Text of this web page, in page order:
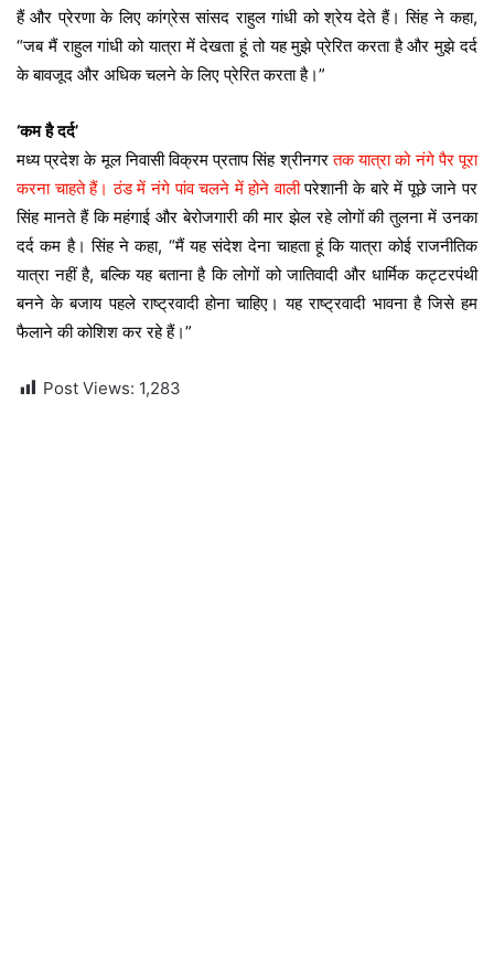
हैं और प्रेरणा के लिए कांग्रेस सांसद राहुल गांधी को श्रेय देते हैं। सिंह ने कहा,
“जब मैं राहुल गांधी को यात्रा में देखता हूं तो यह मुझे प्रेरित करता है और मुझे दर्द
के बावजूद और अधिक चलने के लिए प्रेरित करता है।”
‘कम है दर्द’
मध्य प्रदेश के मूल निवासी विक्रम प्रताप सिंह श्रीनगरतक यात्रा को नंगे पैर पूरा
करना चाहते हैं। ठंड में नंगे पांव चलने में होने वालीपरेशानी के बारे में पूछे जाने पर
सिंह मानते हैं कि महंगाई और बेरोजगारी की मार झेल रहे लोगों की तुलना में उनका
दर्द कम है। सिंह ने कहा, “मैं यह संदेश देना चाहता हूं कि यात्रा कोई राजनीतिक
यात्रा नहीं है, बल्कि यह बताना है कि लोगों को जातिवादी और धार्मिक कट्टरपंथी
बनने के बजाय पहले राष्ट्रवादी होना चाहिए। यह राष्ट्रवादी भावना है जिसे हम
फैलाने की कोशिश कर रहे हैं।”
Post Views: 1,283